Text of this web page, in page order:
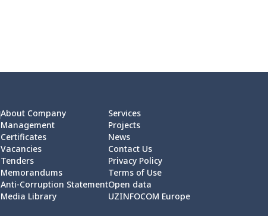
About Company
Management
Certificates
Vacancies
Tenders
Memorandums
Anti-Corruption Statement
Media Library
Services
Projects
News
Contact Us
Privacy Policy
Terms of Use
Open data
UZINFOCOM Europe